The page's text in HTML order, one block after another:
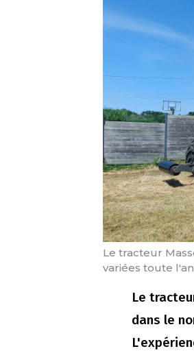
Le tracteur
variées toute
Le
dans le